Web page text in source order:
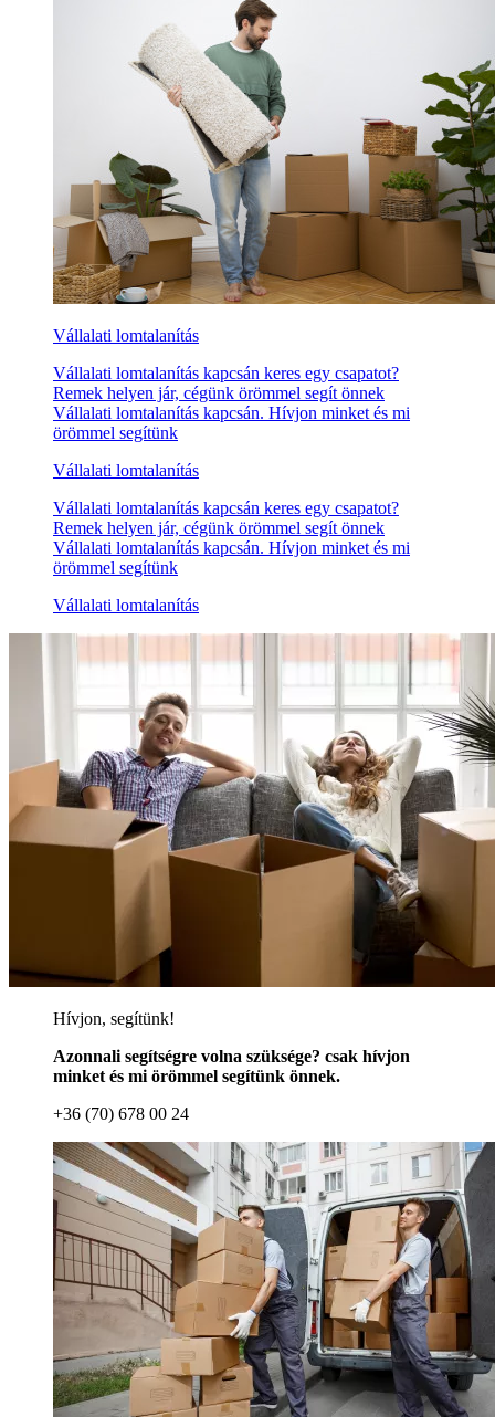
Vállalati lomtalanítás
Vállalati lomtalanítás kapcsán keres egy csapatot?
Remek helyen jár, cégünk örömmel segít önnek
Vállalati lomtalanítás kapcsán. Hívjon minket és mi
örömmel segítünk
Vállalati lomtalanítás
Vállalati lomtalanítás kapcsán keres egy csapatot?
Remek helyen jár, cégünk örömmel segít önnek
Vállalati lomtalanítás kapcsán. Hívjon minket és mi
örömmel segítünk
Vállalati lomtalanítás
Hívjon, segítünk!
Azonnali segítségre volna szüksége? csak hívjon
minket és mi örömmel segítünk önnek.
+36 (70) 678 00 24